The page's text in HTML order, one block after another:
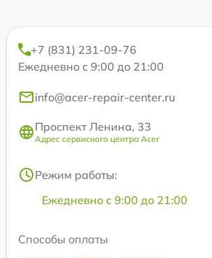
+7 (831) 231-09-76
Ежедневно с 9:00 до 21:00
info@acer-repair-center.ru
Проспект Ленина, 33
Адрес сервисного центра Acer
Режим работы:
Ежедневно с 9:00 до 21:00
Способы оплаты